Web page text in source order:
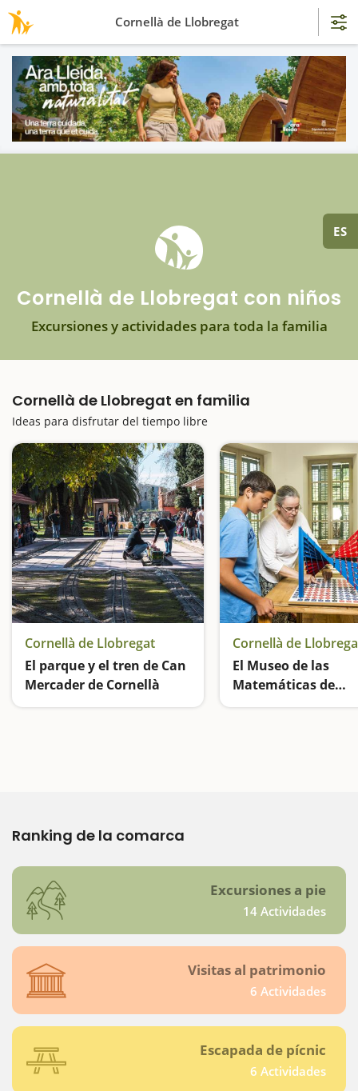
ES
Cornellà de Llobregat con niños
Excursiones y actividades para toda la familia
Cornellà de Llobregat en familia
Ideas para disfrutar del tiempo libre
Cornellà de Llobregat
El parque y el tren de Can
Mercader de Cornellà
Cornellà de
El Museo de las
Matemáticas de
Catalunya
Ranking de la comarca
Excursiones a pie
14 Actividades
Visitas al patrimonio
6 Actividades
Escapada de pícnic
6 Actividades
Cornellà de Llobregat